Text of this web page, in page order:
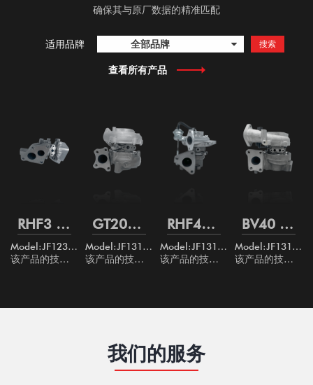
确保其与原厂数据的精准匹配
适用品牌 全部品牌 搜索
查看所有产品
RHF3 涡轮增压器 VIHN 1707 8981506872 五十铃 4JK1-TC D-MAX (TFR, TFS)2.5DDI 4WD 2013
Model:JF123026
该产品的技术参数符合相关技术标准，并已检查了零件的真实性和功能性，我们提供所有必要的证书和保证。下单后，我们将与您联系并回答您的所有问题。
GT2056V 涡轮增压器 767720-5004S / 767720-0002 日产 Navara YD25 2.5di 14411-EB70C
Model:JF131001
该产品的技术参数符合相关技术标准，并已检查了零件的真实性和功能性，我们提供所有必要的证书和保证。下单后，我们将与您联系并回答您的所有问题。
RHF4H 涡轮增压器 14411-VM01A / 14411-MB40B / 14411-VM01A NAVARA D22,YD25.2,5L
Model:JF131012
该产品的技术参数符合相关技术标准，并已检查了零件的真实性和功能性，我们提供所有必要的证书和保证。下单后，我们将与您联系并回答您的所有问题。
BV40 涡轮增压器 53039880268 14411-3XN1A 日产 NISSAN Murano 2.5 dCi
Model:JF131016
该产品的技术参数符合相关技术标准，并已检查了零件的真实性和功能性，我们提供所有必要的证书和保证。下单后，我们将与您联系并回答您的所有问题。
我们的服务